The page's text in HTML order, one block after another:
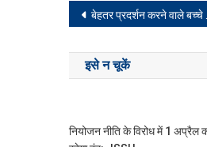
Post
navigation
बेहतर प्रदर्शन करने वाले बच्चे सम्मानित
इसे न चूकें
नियोजन नीति के विरोध में 1 अप्रैल